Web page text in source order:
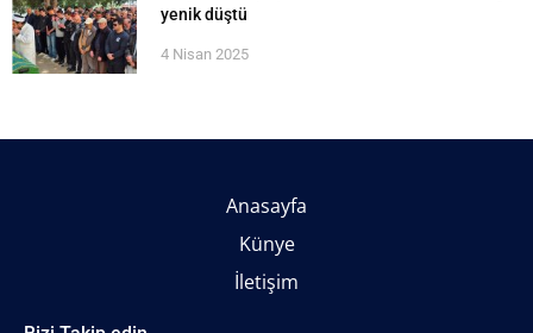
yenik düştü
4 Nisan 2025
Anasayfa
Künye
İletişim